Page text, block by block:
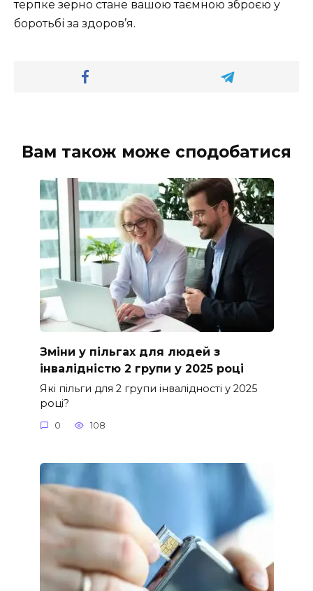
терпке зерно стане вашою таємною зброєю у
боротьбі за здоров’я.
Вам також може сподобатися
Зміни у пільгах для людей з
інвалідністю 2 групи у 2025 році
Які пільги для 2 групи інвалідності у 2025
році?
0 108